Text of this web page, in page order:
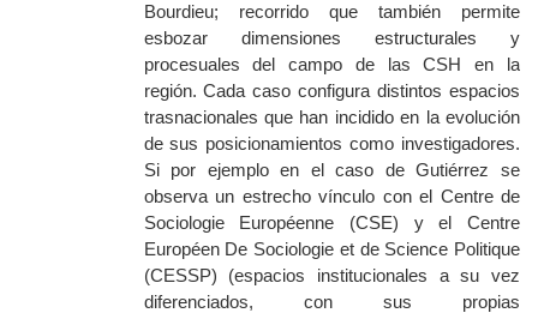
Bourdieu; recorrido que también permite
esbozar dimensiones estructurales y
procesuales del campo de las CSH en la
región. Cada caso configura distintos espacios
trasnacionales que han incidido en la evolución
de sus posicionamientos como investigadores.
Si por ejemplo en el caso de Gutiérrez se
observa un estrecho vínculo con el Centre de
Sociologie Européenne (CSE) y el Centre
Européen De Sociologie et de Science Politique
(CESSP) (espacios institucionales a su vez
diferenciados, con sus propias